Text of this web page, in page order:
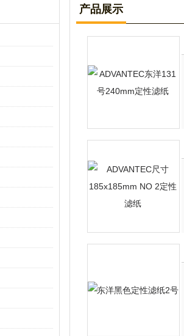
产品展示